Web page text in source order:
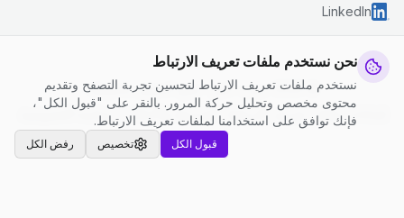
نحن نستخدم ملفات تعريف الارتباط
نستخدم ملفات تعريف الارتباط لتحسين تجربة التصفح وتقديم
محتوى مخصص وتحليل حركة المرور. بالنقر على "قبول الكل"،
فإنك توافق على استخدامنا لملفات تعريف الارتباط.
رفض الكل تخصيص قبول الكل
LinkedIn
© 2026 جست كلين. جميع الحقوق محفوظة.
سياسة الخصوصية
الشروط والأحكام | إعدادات ملفات تعريف الارتباط